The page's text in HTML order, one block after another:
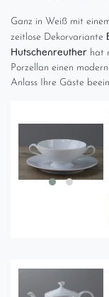
Ganz in Weiß mit
zeitlose Dekorvariante
Hutschenreuther hat
Porzellan einen
Anlass Ihre Gäste